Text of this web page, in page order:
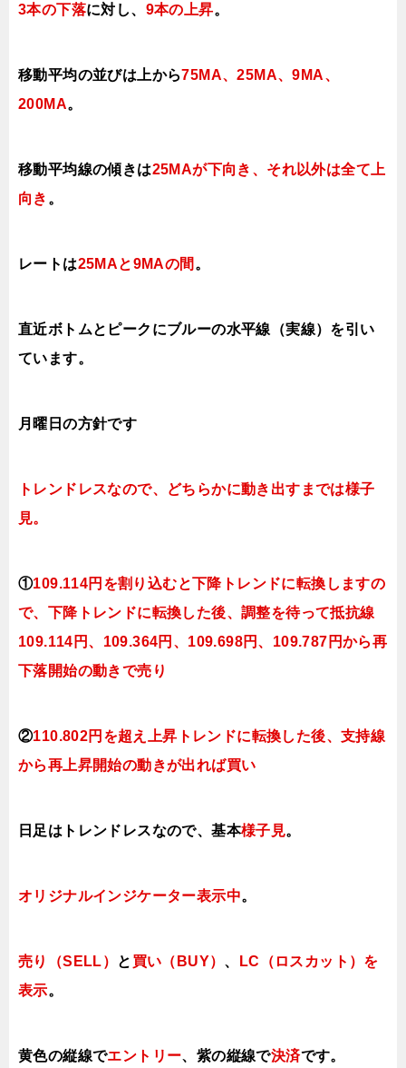
3本の下落に対し、 9本の上昇。
移動平均の並びは上から75MA、25MA、9MA、
200MA。
移動平均線の傾きは25MAが下向き、それ以外は全て上
向き 。
レートは25MAと9MAの間 。
直近ボトムとピークにブルーの水平線（実線）を引い
ています。
月曜日の方針です
トレンドレスなので、どちらかに動き出すまでは様子
見。
①109.114円を割り込むと下降トレンドに転換しますの
で、下降トレンドに転換した後、調整を待って抵抗線
109.114円、109.364円、109.698円、109.787円から再
下落開始の動きで売り
②110.802円を超え上昇トレンドに転換した後、支持線
から再上昇開始の動きが出れば買い
日足はトレンドレスなので、基本様子見。
オリジナルインジケーター表示中。
売り（SELL） と 買い（BUY） 、
LC（ロスカット）を
表示。
黄色の縦線でエントリー、紫の縦線で決済です。